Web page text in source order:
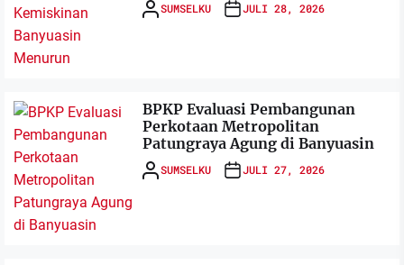
SUMSELKU JULI 28, 2026
BPKP Evaluasi Pembangunan
Perkotaan Metropolitan
Patungraya Agung di Banyuasin
SUMSELKU JULI 27, 2026